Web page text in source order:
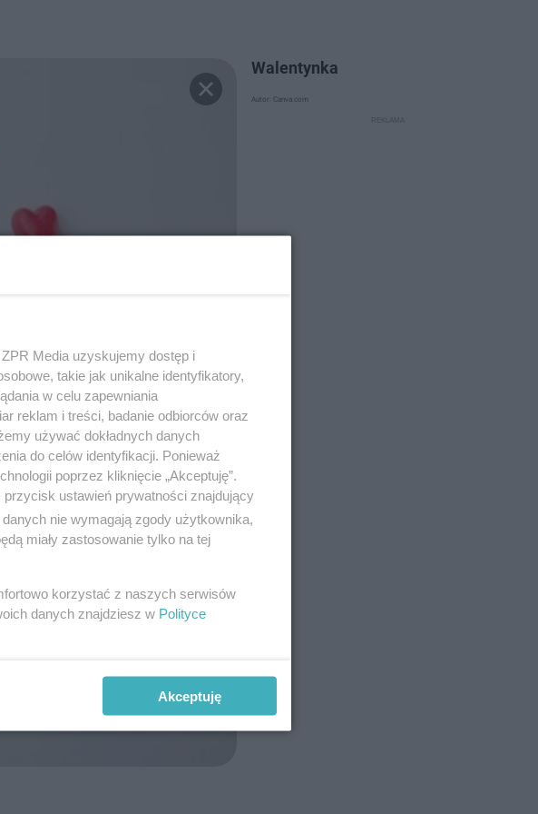
Walentynka
Autor: Canva.com
Media uzyskujemy dostęp i
takie jak unikalne identyfikatory,
w celu zapewniania
reklam i treści, badanie odbiorców oraz
używać dokładnych danych
do celów identyfikacji. Ponieważ
poprzez kliknięcie „Akceptuję”.
ustawień prywatności znajdujący
nie wymagają zgody użytkownika,
miały zastosowanie tylko na tej
korzystać z naszych serwisów
danych znajdziesz w Polityce
Akceptuję